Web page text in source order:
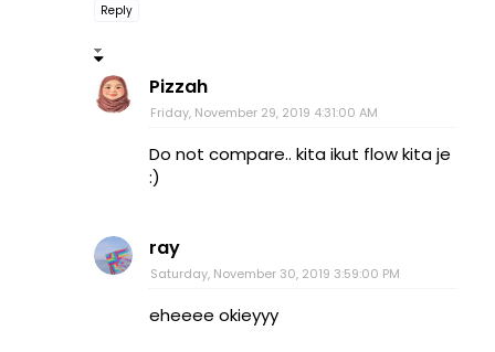
Reply
Pizzah
Friday, November 29, 2019 4:31:00 AM
Do not compare.. kita ikut flow kita je
:)
ray
Saturday, November 30, 2019 3:59:00 PM
eheeee okieyyy